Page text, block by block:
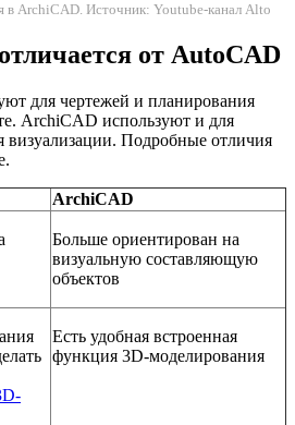
в ArchiCAD. Источник: Youtube-канал Alto
от AutoCAD
для чертежей и планирования
ArchiCAD используют и для
визуализации. Подробные отличия
ArchiCAD
Больше ориентирован на
визуальную составляющую
объектов
Есть удобная встроенная
функция 3D-моделирования